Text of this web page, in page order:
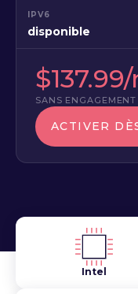
IPV6
disponible
SANS ENGAGEMENT
ACTIVER
Intel